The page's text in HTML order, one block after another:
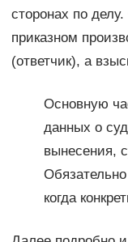
сторонах по
приказном
(ответчик), а
Основную
данных о
вынесения,
когда